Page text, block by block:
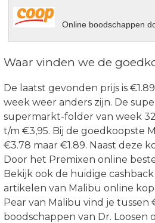
Online boodschappen
Waar vinden we de
De laatst gevonden prijs is
week weer anders zijn. De
supermarkt-folder van week
t/m €3,95. Bij de goedkoopste
€3.78 maar €1.89. Naast deze
Door het Premixen online
Bekijk ook de huidige
artikelen van Malibu online
Pear van Malibu vind je tussen
boodschappen van Dr.